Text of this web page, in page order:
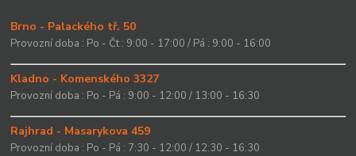
Brno - Palackého tř. 50
Provozní doba : Po - Čt : 9:00 - 17:00 / Pá : 9:00 - 16:00
Kladno - Komenského 3327
Provozní doba : Po - Pá : 9:00 - 12:00 / 13:00 - 16:30
Rajhrad - Masarykova 459
Provozní doba : Po - Pá : 7:30 - 12:00 / 12:30 - 16:30